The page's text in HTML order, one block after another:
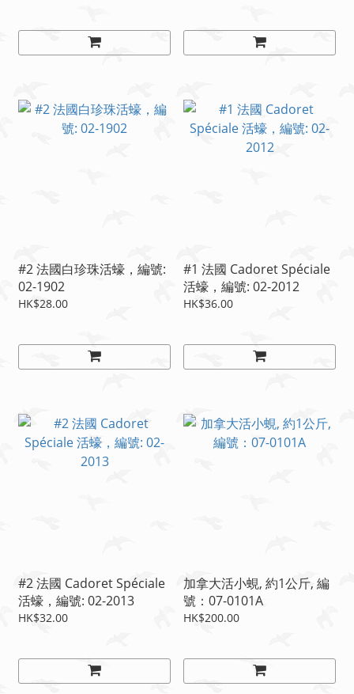
#2 法國白珍珠活蠔，編號:
02-1902
HK$28.00
#1 法國 Cadoret Spéciale
活蠔，編號: 02-2012
HK$36.00
#2 法國 Cadoret Spéciale
活蠔，編號: 02-2013
HK$32.00
加拿大活小蜆, 約1公斤, 編
號：07-0101A
HK$200.00